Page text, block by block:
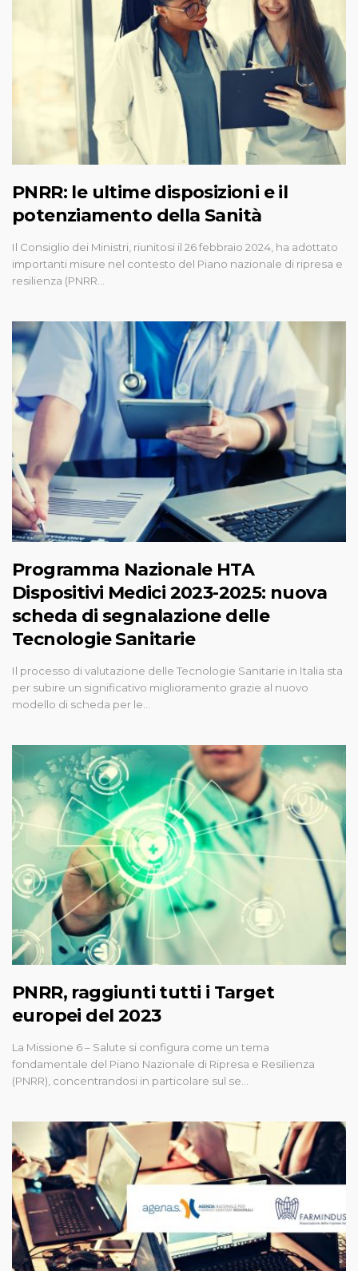
PNRR: le ultime disposizioni e il
potenziamento della Sanità
Il Consiglio dei Ministri, riunitosi il 26 febbraio 2024, ha adottato
importanti misure nel contesto del Piano nazionale di ripresa e
resilienza (PNRR…
Programma Nazionale HTA
Dispositivi Medici 2023-2025: nuova
scheda di segnalazione delle
Tecnologie Sanitarie
Il processo di valutazione delle Tecnologie Sanitarie in Italia sta
per subire un significativo miglioramento grazie al nuovo
modello di scheda per le…
PNRR, raggiunti tutti i Target
europei del 2023
La Missione 6 – Salute si configura come un tema
fondamentale del Piano Nazionale di Ripresa e Resilienza
(PNRR), concentrandosi in particolare sul se…